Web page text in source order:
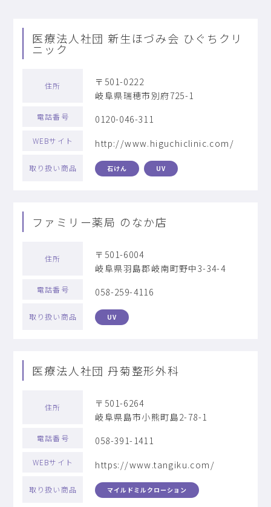
医療法人社団 新生ほづみ会 ひぐちクリ
ニック
住所
〒501-0222
岐阜県瑞穂市別府725-1
電話番号 0120-046-311
WEBサイト http://www.higuchiclinic.com/
取り扱い商品 石けん UV
ファミリー薬局 のなか店
住所
〒501-6004
岐阜県羽島郡岐南町野中3-34-4
電話番号 058-259-4116
取り扱い商品 UV
医療法人社団 丹菊整形外科
住所
〒501-6264
岐阜県島市小熊町島2-78-1
電話番号 058-391-1411
WEBサイト https://www.tangiku.com/
取り扱い商品 マイルドミルクローション